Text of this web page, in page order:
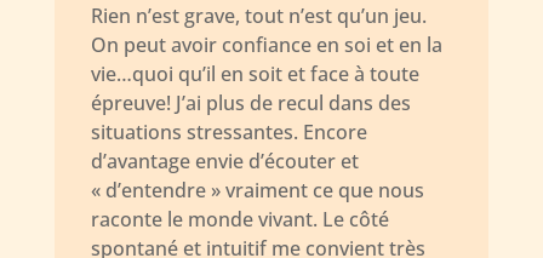
Rien n’est grave, tout n’est qu’un jeu.
On peut avoir confiance en soi et en la
vie…quoi qu’il en soit et face à toute
épreuve! J’ai plus de recul dans des
situations stressantes. Encore
d’avantage envie d’écouter et
« d’entendre » vraiment ce que nous
raconte le monde vivant. Le côté
spontané et intuitif me convient très